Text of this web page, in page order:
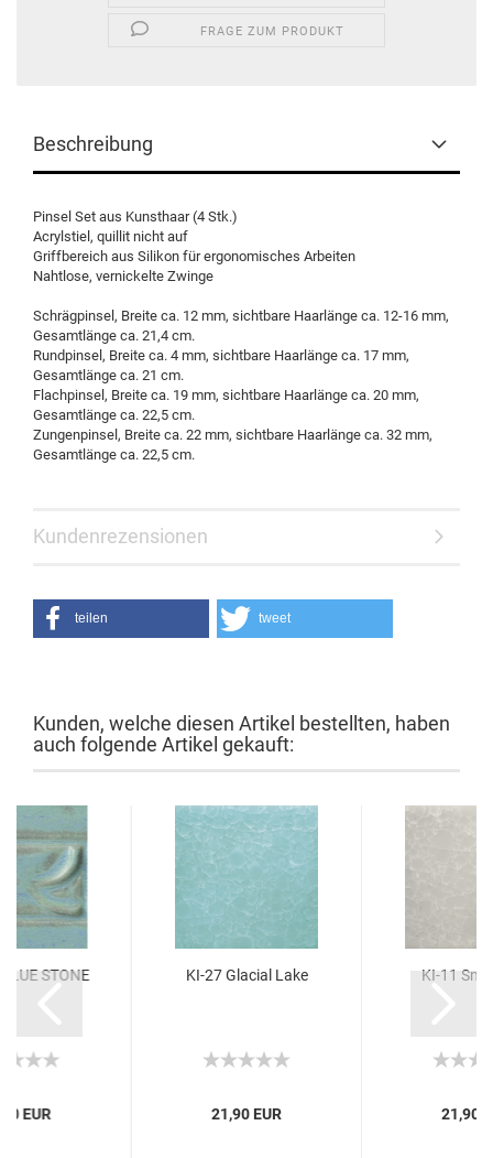
FRAGE ZUM PRODUKT
Beschreibung
Pinsel Set aus Kunsthaar (4 Stk.)
Acrylstiel, quillit nicht auf
Griffbereich aus Silikon für ergonomisches Arbeiten
Nahtlose, vernickelte Zwinge
Schrägpinsel, Breite ca. 12 mm, sichtbare Haarlänge ca. 12-16 mm,
Gesamtlänge ca. 21,4 cm.
Rundpinsel, Breite ca. 4 mm, sichtbare Haarlänge ca. 17 mm,
Gesamtlänge ca. 21 cm.
Flachpinsel, Breite ca. 19 mm, sichtbare Haarlänge ca. 20 mm,
Gesamtlänge ca. 22,5 cm.
Zungenpinsel, Breite ca. 22 mm, sichtbare Haarlänge ca. 32 mm,
Gesamtlänge ca. 22,5 cm.
Kundenrezensionen
teilen tweet
Kunden, welche diesen Artikel bestellten, haben
auch folgende Artikel gekauft:
STONE
EUR
KI-27 Glacial Lake
21,90 EUR
KI-11
21,90